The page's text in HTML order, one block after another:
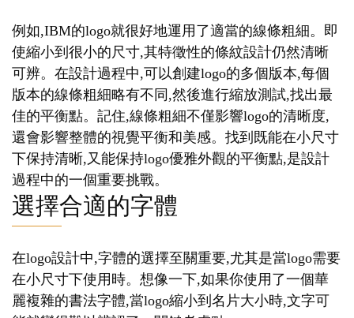
例如,IBM的logo就很好地運用了適當的線條粗細。即
使縮小到很小的尺寸,其特徵性的條紋設計仍然清晰
可辨。在設計過程中,可以創建logo的多個版本,每個
版本的線條粗細略有不同,然後進行縮放測試,找出最
佳的平衡點。記住,線條粗細不僅影響logo的清晰度,
還會影響整體的視覺平衡和美感。找到既能在小尺寸
下保持清晰,又能保持logo優雅外觀的平衡點,是設計
過程中的一個重要挑戰。
選擇合適的字體
在logo設計中,字體的選擇至關重要,尤其是當logo需要
在小尺寸下使用時。想像一下,如果你使用了一個華
麗複雜的書法字體,當logo縮小到名片大小時,文字可